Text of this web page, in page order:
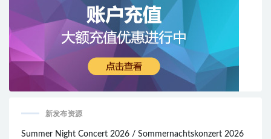
新发布资源
Summer Night Concert 2026 / Sommernachtskonzert 2026